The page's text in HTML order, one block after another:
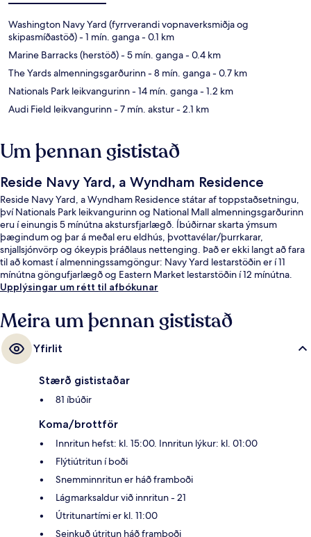
Washington Navy Yard (fyrrverandi vopnaverksmiðja og
skipasmíðastöð)- 1 mín. ganga- 0.1 km
Marine Barracks (herstöð)- 5 mín. ganga- 0.4 km
The Yards almenningsgarðurinn- 8 mín. ganga- 0.7 km
Nationals Park leikvangurinn- 14 mín. ganga- 1.2 km
Audi Field leikvangurinn- 7 mín. akstur- 2.1 km
Um þennan gististað
Reside Navy Yard, a Wyndham Residence
Reside Navy Yard, a Wyndham Residence státar af toppstaðsetningu,
því Nationals Park leikvangurinn og National Mall almenningsgarðurinn
eru í einungis 5 mínútna akstursfjarlægð. Íbúðirnar skarta ýmsum
þægindum og þar á meðal eru eldhús, þvottavélar/þurrkarar,
snjallsjónvörp og ókeypis þráðlaus nettenging. Það er ekki langt að fara
til að komast í almenningssamgöngur: Navy Yard lestarstöðin er í 11
mínútna göngufjarlægð og Eastern Market lestarstöðin í 12 mínútna.
Upplýsingar um rétt til afbókunar
Meira um þennan gististað
Yfirlit
Stærð gististaðar
81 íbúðir
Koma/brottför
Innritun hefst: kl. 15:00. Innritun lýkur: kl. 01:00
Flýtiútritun í boði
Snemminnritun er háð framboði
Lágmarksaldur við innritun - 21
Útritunartími er kl. 11:00
Seinkuð útritun háð framboði